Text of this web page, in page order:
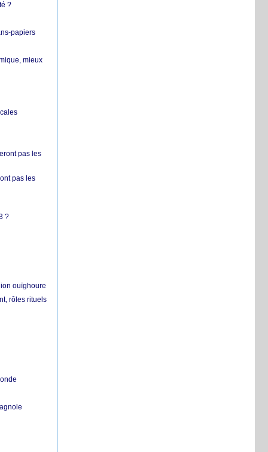
?
papiers
mieux
pas les
pas les
?
ouïghoure
rôles rituels